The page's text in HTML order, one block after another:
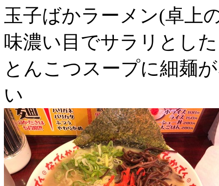
玉子ばかラーメン(卓上
味濃い目でサラリとし
とんこつスープに細麺
い